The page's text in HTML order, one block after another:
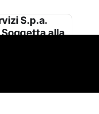
S.p.a.
alla
Italiana